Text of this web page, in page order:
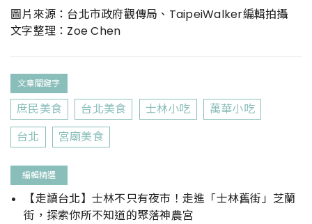
圖片來源：台北市政府觀傳局、TaipeiWalker編輯拍攝
文字整理：Zoe Chen
文章關鍵字
庶民美食 台北美食 士林小吃
萬華小吃
台北
宮廟美食
編輯精選
【走讀台北】士林不只有夜市！走進「士林舊街」芝蘭
街，探索你所不知道的聚落神農宮